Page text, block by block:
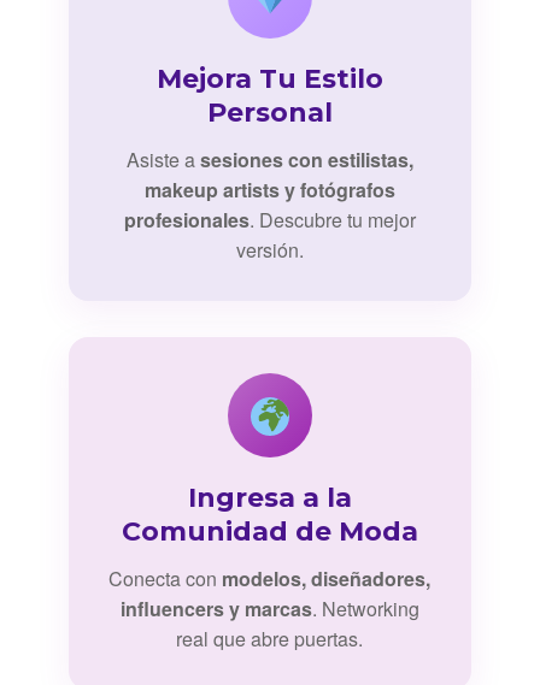
Mejora Tu Estilo
Personal
Asiste asesiones con estilistas,
makeup artists y fotógrafos
profesionales. Descubre tu mejor
versión.
Ingresa a la
Comunidad de Moda
Conecta con modelos, diseñadores,
influencers y marcas. Networking
real que abre puertas.